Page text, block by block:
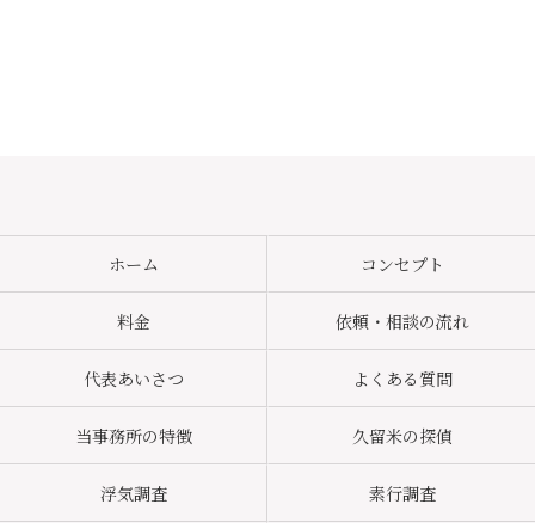
ホーム コンセプト
料金 依頼・相談の流れ
代表あいさつ よくある質問
当事務所の特徴 久留米の探偵
浮気調査 素行調査